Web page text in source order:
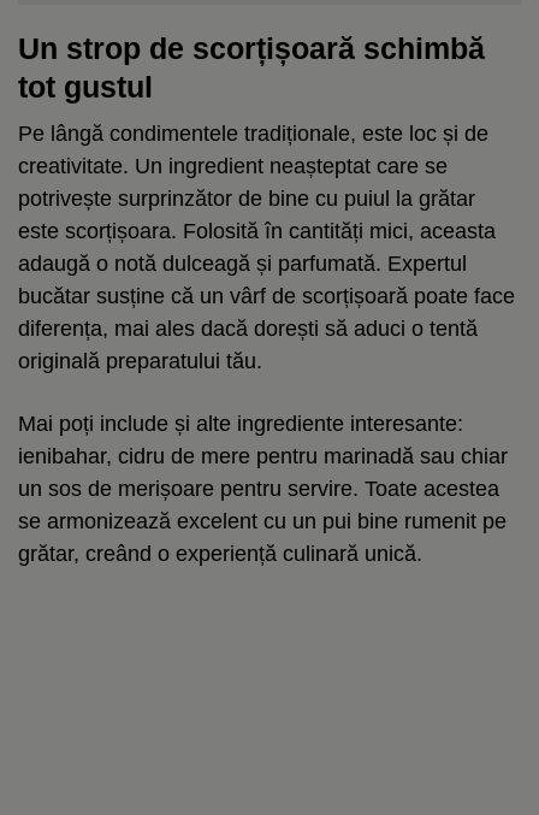
Un strop de scorțișoară schimbă
tot gustul
Pe lângă condimentele tradiționale, este loc și de
creativitate. Un ingredient neașteptat care se
potrivește surprinzător de bine cu puiul la grătar
este scorțișoara. Folosită în cantități mici, aceasta
adaugă o notă dulceagă și parfumată. Expertul
bucătar susține că un vârf de scorțișoară poate face
diferența, mai ales dacă dorești să aduci o tentă
originală preparatului tău.
Mai poți include și alte ingrediente interesante:
ienibahar, cidru de mere pentru marinadă sau chiar
un sos de merișoare pentru servire. Toate acestea
se armonizează excelent cu un pui bine rumenit pe
grătar, creând o experiență culinară unică.